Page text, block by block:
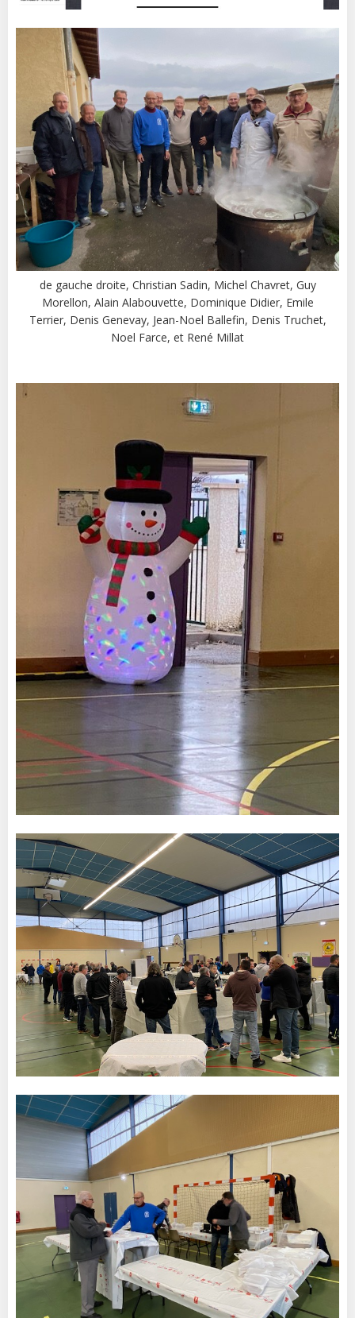
de gauche droite, Christian Sadin, Michel Chavret, Guy
Morellon, Alain Alabouvette, Dominique Didier, Emile
Terrier, Denis Genevay, Jean-Noel Ballefin, Denis Truchet,
Noel Farce, et René Millat